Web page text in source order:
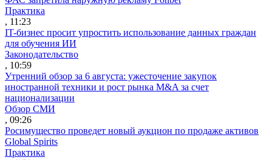
Практика
, 11:23
IT-бизнес просит упростить использование данных граждан
для обучения ИИ
Законодательство
, 10:59
Утренний обзор за 6 августа: ужесточение закупок
иностранной техники и рост рынка M&A за счет
национализации
Обзор СМИ
, 09:26
Росимущество проведет новый аукцион по продаже активов
Global Spirits
Практика